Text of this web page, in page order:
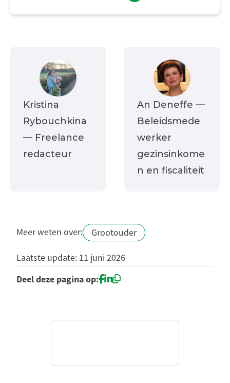
Kristina
Rybouchkina
— Freelance
redacteur
An Deneffe —
Beleidsmede
werker
gezinsinkome
n en fiscaliteit
Meer weten over: Grootouder
Laatste update: 11 juni 2026
Deel deze pagina op: